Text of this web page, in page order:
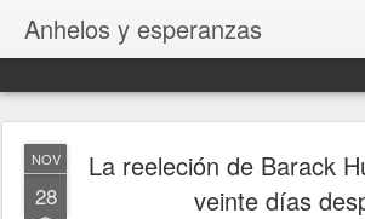
Anhelos y esperanzas
NOV
28
La reeleción de Barack
veinte días